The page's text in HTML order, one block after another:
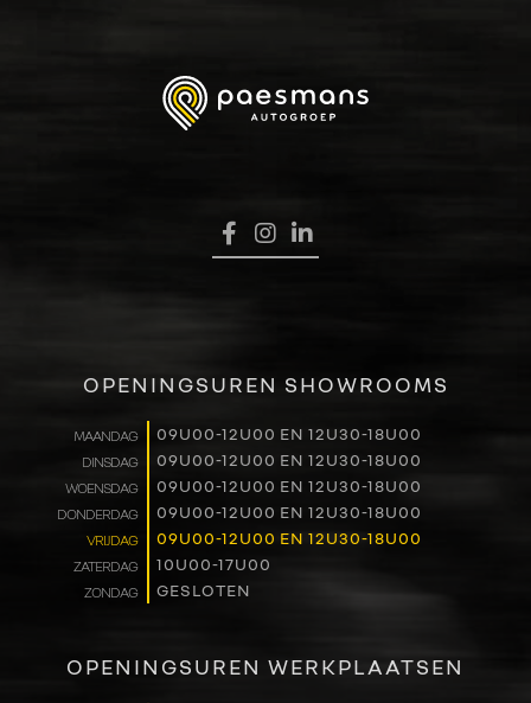
RENAULT PRO+
NAVERKOOP
VERHUUR
NIEUWS
OVER ONS
OPENINGSUREN SHOWROOMS
MAANDAG 09U00-12U00 EN 12U30-18U00
DINSDAG 09U00-12U00 EN 12U30-18U00
WOENSDAG 09U00-12U00 EN 12U30-18U00
DONDERDAG 09U00-12U00 EN 12U30-18U00
VRIJDAG 09U00-12U00 EN 12U30-18U00
ZATERDAG 10U00-17U00
ZONDAG GESLOTEN
OPENINGSUREN WERKPLAATSEN